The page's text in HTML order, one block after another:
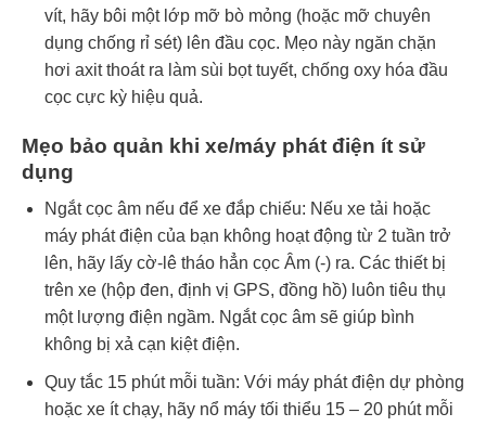
vít, hãy bôi một lớp mỡ bò mỏng (hoặc mỡ chuyên
dụng chống rỉ sét) lên đầu cọc. Mẹo này ngăn chặn
hơi axit thoát ra làm sùi bọt tuyết, chống oxy hóa đầu
cọc cực kỳ hiệu quả.
Mẹo bảo quản khi xe/máy phát điện ít sử
dụng
Ngắt cọc âm nếu để xe đắp chiếu: Nếu xe tải hoặc
máy phát điện của bạn không hoạt động từ 2 tuần trở
lên, hãy lấy cờ-lê tháo hẳn cọc Âm (-) ra. Các thiết bị
trên xe (hộp đen, định vị GPS, đồng hồ) luôn tiêu thụ
một lượng điện ngầm. Ngắt cọc âm sẽ giúp bình
không bị xả cạn kiệt điện.
Quy tắc 15 phút mỗi tuần: Với máy phát điện dự phòng
hoặc xe ít chạy, hãy nổ máy tối thiểu 15 – 20 phút mỗi